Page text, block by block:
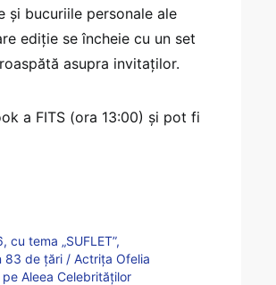
și bucuriile personale ale
ediție se încheie cu un set
asupra invitaților.
a FITS (ora 13:00) și pot fi
tema „SUFLET”,
de țări / Actrița Ofelia
Aleea Celebrităților